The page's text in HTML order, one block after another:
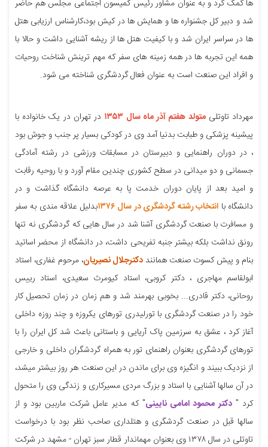
ها کمک کرد و به عنوان مشاور رئیس کمیسون اجتماعی مجلس هم حاضر
شد و دبیر کل جشنواره ها و همایش ها در کیش بود،کارشناس ارزیابی هتل
ها در سراسر ایران شد و با کیفیت هتل ها از ریشه آشنایی داشت و حالا با
همه این تجربه ها در همه زمینه های سفر که مهم ترینش شناخت روحیات
و افراد این صنعت است به عنوان فعال گردشگری شناخته می شود.
مهرداد تاوتلیمتولد هفتم آذر ماه سال ۱۳۵۳
در تهران در یک خانواده با
پیشینه پزشکی و طبابت بدنیا آمد وی در کودکی بسیار پر جنب و جوش بود
، در دوران راهنمایی و دبیرستان در مسابقات ورزشی در رشته آمادگی
جسمانی و دو میدانی در سطح کشوری چندین مقام آورد و با روحیه رقابت
و امید بعد از پایان دوران خدمت پا به عرصه دانشگاه گذاشت و در
دانشگاه با انتخاب رشته گردشگری در سال ۱۳۷۶
بدلیل علاقه مندی به سفر
و مسافرت با صنعت گردشگری آشنا شد در سال هایی که گردشگری نه تنها
رونق نداشت بلکه بیشتر جنبه تفریحی داشت، در دانشگاه از محضر اساتید
بنام و پیش کسوت صنعت هماننددکترجلال نصیریان، مرحوم غفاری، استاد
ابولقاسم مهاجری ، دکتر کروبی، استاد کیومرث سعیدی، استاد رییس
روحانی، دکتر قادری... بخوبی بهرمند شد و هم زمان در زمان تحصیل کار
خود را در صنعت گردشگری با تورلیدری تورهای یکروزه و چند روزه داخلی
آغاز کرد ، عشق به سرزمین پاک آریایی و باستانی باعث شد کل ایران را با
تورهای گردشگری بعنوان راهنمای تور به همراه گردشگران داخلی و خارجی
از نزدیک ببیند و انگیزه وی برای ماندن در این صنعت هر روز بیشتر میشد،
در آن سالها آشنایی با استاد و بزرگ مردی مسیرکاری و زندگی وی را متحول
کرد "دکتر محمود امامی نایینی" که مدیر عامل شرکت ماربین بود و از
سالها قبل در صنعت گردشگری و هتلداری صاحب نظر بود با درخواست
تاوتلی در سال ۱۳۷۸ وی بعنوان مهماندار قطار سبز تهران - مشهد در شرکت